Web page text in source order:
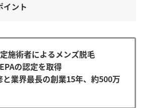
イント
施術者によるメンズ脱毛
の認定を取得
と業界最長の創業15年、約500万